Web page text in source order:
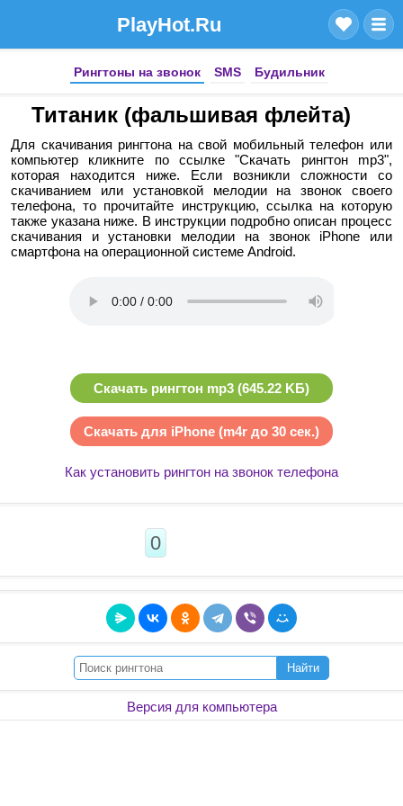
PlayHot.Ru
Рингтоны на звонок SMS Будильник
Титаник (фальшивая флейта)
Для скачивания рингтона на свой мобильный телефон или
компьютер кликните по ссылке "Скачать рингтон mp3",
которая находится ниже. Если возникли сложности со
скачиванием или установкой мелодии на звонок своего
телефона, то прочитайте инструкцию, ссылка на которую
также указана ниже. В инструкции подробно описан процесс
скачивания и установки мелодии на звонок iPhone или
смартфона на операционной системе Android.
Скачать рингтон mp3 (645.22 KБ)
Скачать для iPhone (m4r до 30 сек.)
Как установить рингтон на звонок телефона
0
Найти
Версия для компьютера